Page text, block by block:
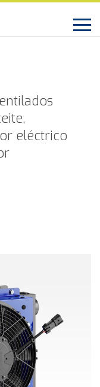
eléctrico